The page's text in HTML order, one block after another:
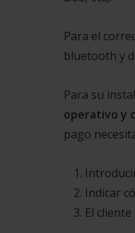
Para el
bluetooth y
Para su
operativo y
pago
Indicar
El